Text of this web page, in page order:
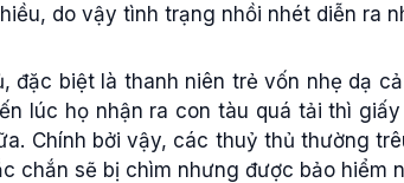
do vậy tình trạng nhồi nhét diễn ra
đặc biệt là thanh niên trẻ vốn nhẹ dạ
lúc họ nhận ra con tàu quá tải thì
Chính bởi vậy, các thuỷ thủ thường
chắn sẽ bị chìm nhưng được bảo hiểm